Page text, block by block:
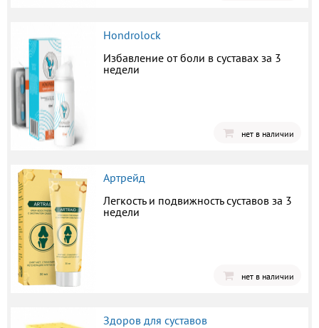
Hondrolock
Избавление от боли в суставах за 3
недели
нет в наличии
Артрейд
Легкость и подвижность суставов за 3
недели
нет в наличии
Здоров для суставов